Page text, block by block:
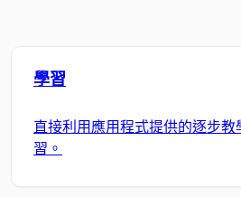
學習
直接利用應用程式提供的逐步
習。